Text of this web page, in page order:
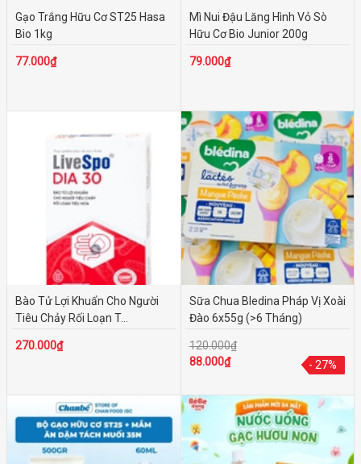
Topvalu
Nestle
Zott Monte
SHIITAKE
WAKODO
PIGEON
Daesang
Nissin
HEINZ
Ginbis
HIKARI MISO
Dashida
Hakubaku
Haihain
LOẠI SẢN PHẨM
BÉ KHỎE
BÉ ĂN
Gạo Trắng Hữu Cơ ST25 Hasa
Bio 1kg
77.000₫
Mì Nui Đậu Lăng Hình Vỏ Sò
Hữu Cơ Bio Junior 200g
79.000₫
Bào Tử Lợi Khuẩn Cho Người
Tiêu Chảy Rối Loạn T...
270.000₫
- 27%
Sữa Chua Bledina Pháp Vị Xoài
Đào 6x55g (>6 Tháng)
120.000₫
88.000₫
- 27%